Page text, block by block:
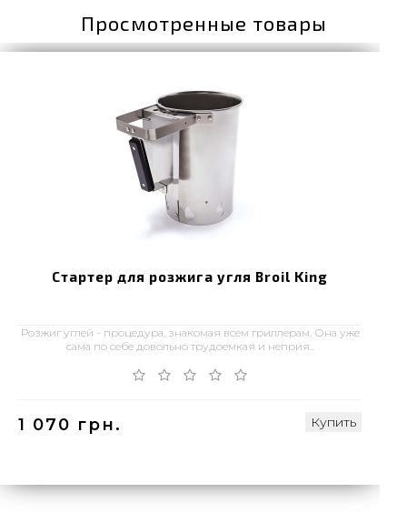
Просмотренные товары
Стартер для розжига угля Broil King
Розжиг углей - процедура, знакомая всем гриллерам. Она уже
сама по себе довольно трудоемкая и неприя..
1 070 грн. Купить